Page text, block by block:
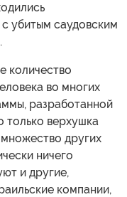
убитым саудовским
количество
во многих
разработанной
только верхушка
других
ничего
и другие,
компании,